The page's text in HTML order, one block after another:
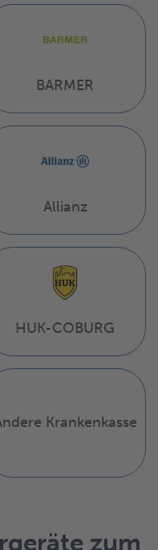
BARMER
Allianz
HUK-COBURG
Krankenkasse
zum